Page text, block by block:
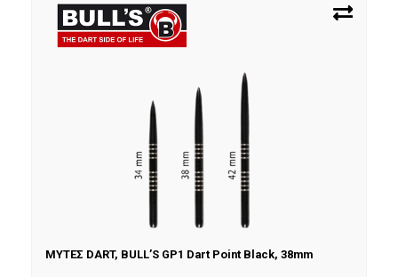
ΜΥΤΕΣ DART, BULL’S GP1 Dart Point Black, 38mm